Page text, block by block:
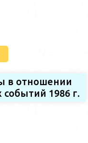
в отношении
событий 1986 г.